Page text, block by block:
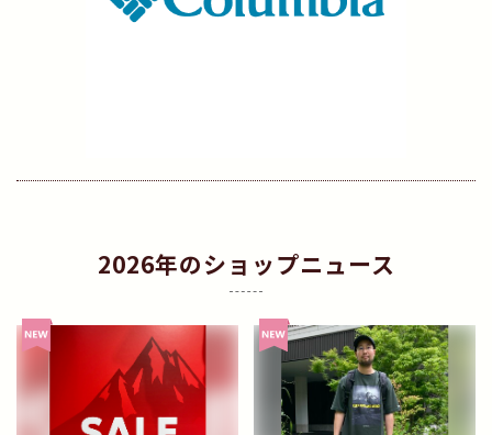
2026年のショップニュース